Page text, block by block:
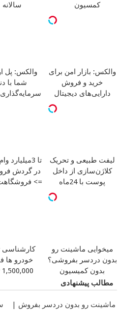
کمسیون
سالانه
والکس: بازار امن برای
خرید و فروش
دارایی‌های دیجیتال
والکس: پل
شما با
لیفت طبیعی و تحریک
کلاژن‌سازی از داخل
پوست با 24ماه
جوان شو
تا 3میلیارد
در گردش
=>
میخوایی ماشینت رو
بدون دردسر بفروشی؟
بدون کمیسیون
کارشناسی
خودرو ها
1,500,000 تومان
مطالب پیشنهادی
ماشینت رو بدون دردسر بفروش |